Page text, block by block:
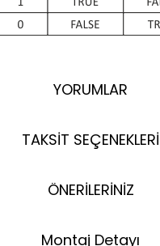
YORUMLAR
TAKSİT SEÇENEKLERİ
ÖNERİLERİNİZ
Montaj Detayı